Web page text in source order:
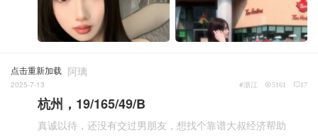
点击重新加载 阿璃
2025-7-13 17
5161
#浙江
杭州，19/165/49/B
真诚以待，还没有交过男朋友，想找个靠谱大叔经济帮助